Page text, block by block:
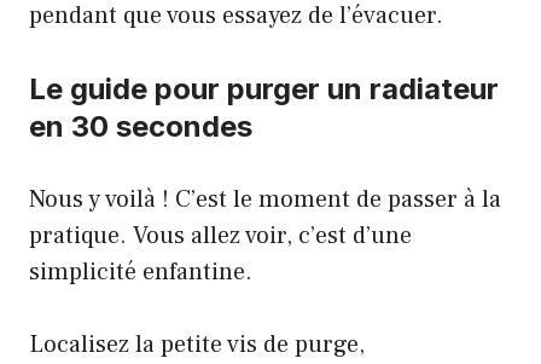
pendant que vous essayez de l’évacuer.
Le guide pour purger un radiateur
en 30 secondes
Nous y voilà ! C’est le moment de passer à la
pratique. Vous allez voir, c’est d’une
simplicité enfantine.
Localisez la petite vis de purge,